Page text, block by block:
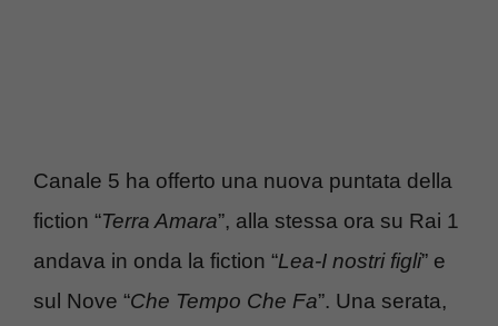
Canale 5 ha offerto una nuova puntata della
fiction “Terra Amara”, alla stessa ora su Rai 1
andava in onda la fiction “Lea-I nostri figli” e
sul Nove “Che Tempo Che Fa”. Una serata,